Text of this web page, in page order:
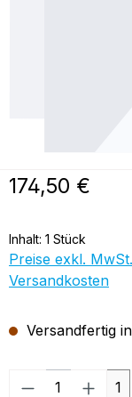
Regulärer Preis:
174,50 €
Inhalt: 1 Stück
Preise exkl.
Versandkosten
Versandfertig
Produkt 1